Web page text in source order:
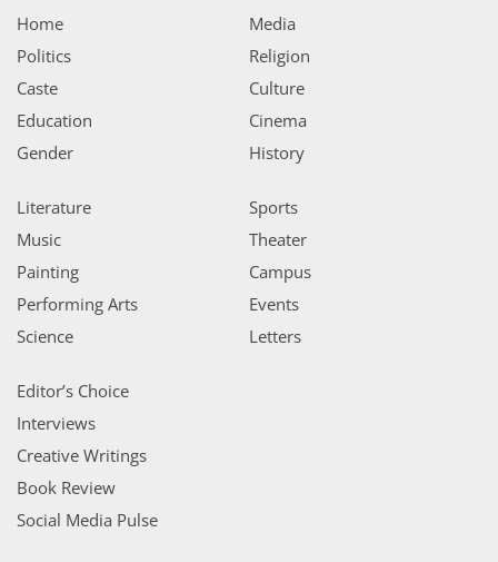
Home
Politics
Caste
Education
Gender
Media
Religion
Culture
Cinema
History
Literature
Music
Painting
Performing Arts
Science
Sports
Theater
Campus
Events
Letters
Editor’s Choice
Interviews
Creative Writings
Book Review
Social Media Pulse